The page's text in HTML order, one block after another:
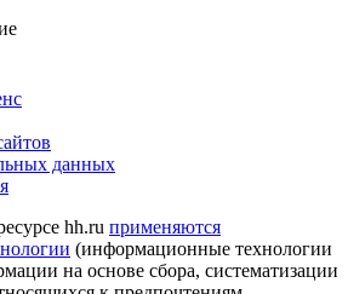
данных
hh.ru применяются
(информационные технологии
на основе сбора, систематизации